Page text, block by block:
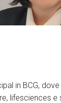
in BCG,
lifesciences